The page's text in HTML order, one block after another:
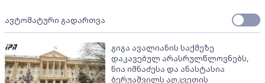
ავტომატური გადართვა
გიგა ავალიანის საქმეზე
დაკავებულ არასრულწლოვნებს,
ნია იმნაძესა და ანასტასია
ბერუაშვილს აღკვეთის